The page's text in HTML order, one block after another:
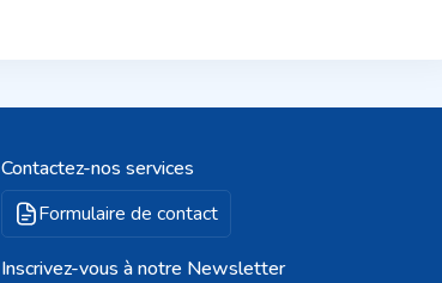
Contactez-nos services
Formulaire de contact
Inscrivez-vous à notre Newsletter